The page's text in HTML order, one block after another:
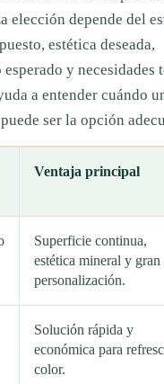
elección depende del
estética deseada,
y necesidades
a entender cuándo
ser la opción
Ventaja principal
Superficie continua,
estética mineral y gran
personalización.
Solución rápida y
económica para
color.